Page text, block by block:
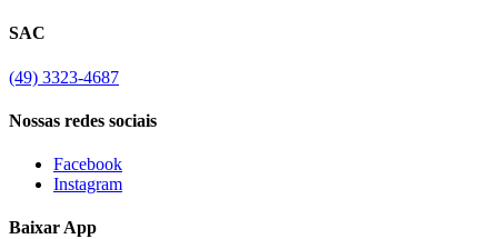
SAC
(49) 3323-4687
Nossas redes sociais
Facebook
Instagram
Baixar App